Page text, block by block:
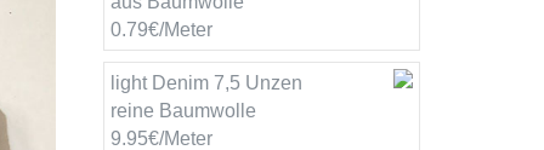
0.79€/Meter
light Denim 7,5 Unzen
reine Baumwolle
9.95€/Meter